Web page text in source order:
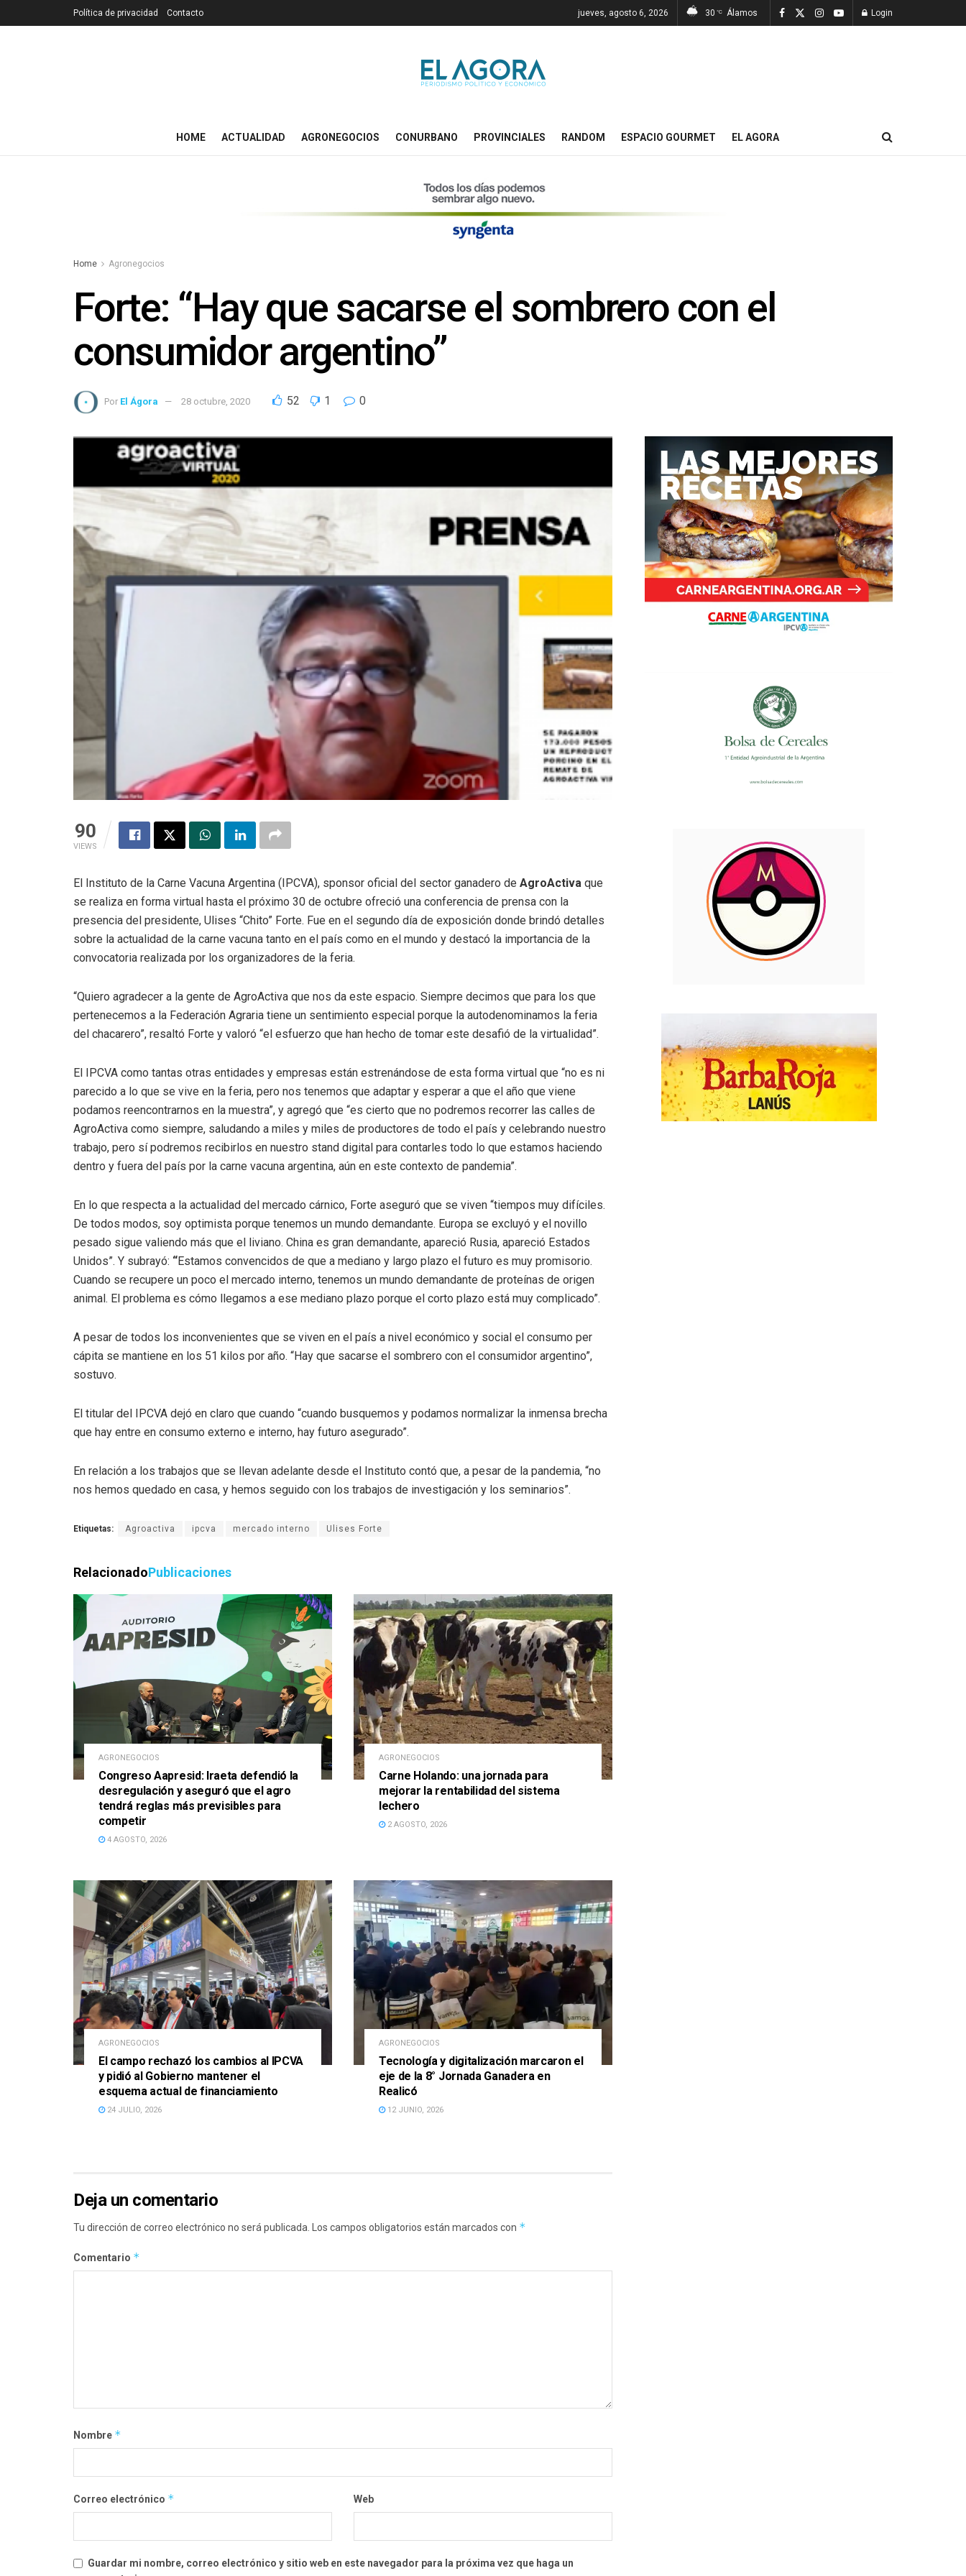
Política de privacidad Contacto jueves, agosto 6, 2026 30 °C Álamos Login
HOME ACTUALIDAD AGRONEGOCIOS CONURBANO PROVINCIALES RANDOM ESPACIO GOURMET EL AGORA
Home Agronegocios
Forte: “Hay que sacarse el sombrero con el
consumidor argentino”
Por El Ágora 28 octubre, 2020 52 1 0
90
VIEWS
El Instituto de la Carne Vacuna Argentina (IPCVA), sponsor oficial del sector ganadero de AgroActiva que
se realiza en forma virtual hasta el próximo 30 de octubre ofreció una conferencia de prensa con la
presencia del presidente, Ulises “Chito” Forte. Fue en el segundo día de exposición donde brindó detalles
sobre la actualidad de la carne vacuna tanto en el país como en el mundo y destacó la importancia de la
convocatoria realizada por los organizadores de la feria.
“Quiero agradecer a la gente de AgroActiva que nos da este espacio. Siempre decimos que para los que
pertenecemos a la Federación Agraria tiene un sentimiento especial porque la autodenominamos la feria
del chacarero”, resaltó Forte y valoró “el esfuerzo que han hecho de tomar este desafió de la virtualidad”.
El IPCVA como tantas otras entidades y empresas están estrenándose de esta forma virtual que “no es ni
parecido a lo que se vive en la feria, pero nos tenemos que adaptar y esperar a que el año que viene
podamos reencontrarnos en la muestra”, y agregó que “es cierto que no podremos recorrer las calles de
AgroActiva como siempre, saludando a miles y miles de productores de todo el país y celebrando nuestro
trabajo, pero sí podremos recibirlos en nuestro stand digital para contarles todo lo que estamos haciendo
dentro y fuera del país por la carne vacuna argentina, aún en este contexto de pandemia”.
En lo que respecta a la actualidad del mercado cárnico, Forte aseguró que se viven “tiempos muy difíciles.
De todos modos, soy optimista porque tenemos un mundo demandante. Europa se excluyó y el novillo
pesado sigue valiendo más que el liviano. China es gran demandante, apareció Rusia, apareció Estados
Unidos”. Y subrayó: “Estamos convencidos de que a mediano y largo plazo el futuro es muy promisorio.
Cuando se recupere un poco el mercado interno, tenemos un mundo demandante de proteínas de origen
animal. El problema es cómo llegamos a ese mediano plazo porque el corto plazo está muy complicado”.
A pesar de todos los inconvenientes que se viven en el país a nivel económico y social el consumo per
cápita se mantiene en los 51 kilos por año. “Hay que sacarse el sombrero con el consumidor argentino”,
sostuvo.
El titular del IPCVA dejó en claro que cuando “cuando busquemos y podamos normalizar la inmensa brecha
que hay entre en consumo externo e interno, hay futuro asegurado”.
En relación a los trabajos que se llevan adelante desde el Instituto contó que, a pesar de la pandemia, “no
nos hemos quedado en casa, y hemos seguido con los trabajos de investigación y los seminarios”.
Etiquetas: Agroactiva ipcva mercado interno Ulises Forte
RelacionadoPublicaciones
AGRONEGOCIOS
Congreso Aapresid: Iraeta defendió la
desregulación y aseguró que el agro
tendrá reglas más previsibles para
competir
4 AGOSTO, 2026
AGRONEGOCIOS
Carne Holando: una jornada para
mejorar la rentabilidad del sistema
lechero
2 AGOSTO, 2026
AGRONEGOCIOS
El campo rechazó los cambios al IPCVA
y pidió al Gobierno mantener el
esquema actual de financiamiento
24 JULIO, 2026
AGRONEGOCIOS
Tecnología y digitalización marcaron el
eje de la 8° Jornada Ganadera en
Realicó
12 JUNIO, 2026
Deja un comentario
Tu dirección de correo electrónico no será publicada. Los campos obligatorios están marcados con *
Comentario *
Nombre *
Correo electrónico * Web
Guardar mi nombre, correo electrónico y sitio web en este navegador para la próxima vez que haga un